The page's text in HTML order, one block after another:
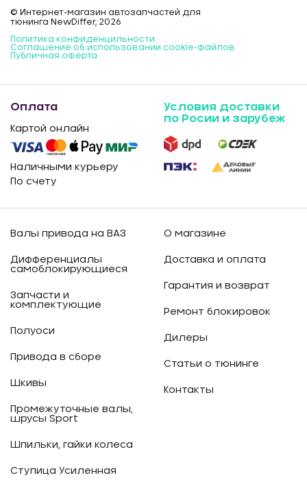
© Интернет-магазин автозапчастей для
тюнинга NewDiffer, 2026
Политика конфиденцильности
Соглашение об использовании cookie-файлов
Публичная оферта
Оплата
Картой онлайн
Наличными курьеру
По счету
Условия доставки
по Росии и зарубеж
Валы привода на ВАЗ
Дифференциалы
самоблокирующиеся
Запчасти и
комплектующие
Полуоси
Привода в сборе
Шкивы
Промежуточные валы,
шрусы Sport
Шпильки, гайки колеса
Ступица Усиленная
О магазине
Доставка и оплата
Гарантия и возврат
Ремонт блокировок
Дилеры
Статьи о тюнинге
Контакты